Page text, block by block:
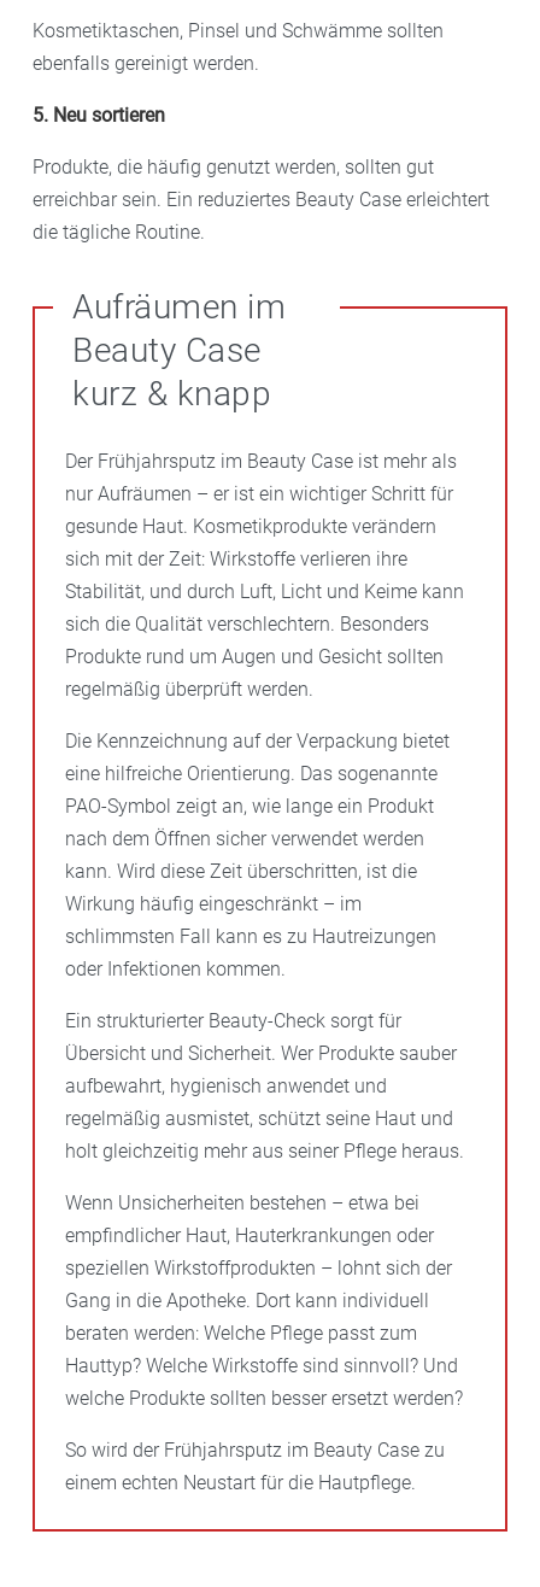
Kosmetiktaschen, Pinsel und Schwämme sollten
ebenfalls gereinigt werden.
5. Neu sortieren
Produkte, die häufig genutzt werden, sollten gut
erreichbar sein. Ein reduziertes Beauty Case erleichtert
die tägliche Routine.
Aufräumen im
Beauty Case
kurz & knapp
Der Frühjahrsputz im Beauty Case ist mehr als
nur Aufräumen – er ist ein wichtiger Schritt für
gesunde Haut. Kosmetikprodukte verändern
sich mit der Zeit: Wirkstoffe verlieren ihre
Stabilität, und durch Luft, Licht und Keime kann
sich die Qualität verschlechtern. Besonders
Produkte rund um Augen und Gesicht sollten
regelmäßig überprüft werden.
Die Kennzeichnung auf der Verpackung bietet
eine hilfreiche Orientierung. Das sogenannte
PAO-Symbol zeigt an, wie lange ein Produkt
nach dem Öffnen sicher verwendet werden
kann. Wird diese Zeit überschritten, ist die
Wirkung häufig eingeschränkt – im
schlimmsten Fall kann es zu Hautreizungen
oder Infektionen kommen.
Ein strukturierter Beauty-Check sorgt für
Übersicht und Sicherheit. Wer Produkte sauber
aufbewahrt, hygienisch anwendet und
regelmäßig ausmistet, schützt seine Haut und
holt gleichzeitig mehr aus seiner Pflege heraus.
Wenn Unsicherheiten bestehen – etwa bei
empfindlicher Haut, Hauterkrankungen oder
speziellen Wirkstoffprodukten – lohnt sich der
Gang in die Apotheke. Dort kann individuell
beraten werden: Welche Pflege passt zum
Hauttyp? Welche Wirkstoffe sind sinnvoll? Und
welche Produkte sollten besser ersetzt werden?
So wird der Frühjahrsputz im Beauty Case zu
einem echten Neustart für die Hautpflege.